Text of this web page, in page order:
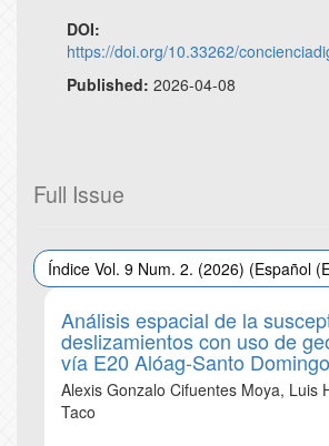
DOI:
https://doi.org/10.33262/
Published: 2026-04-08
Full Issue
Índice Vol. 9 Num. 2. (2026) (Español
Análisis espacial de la
deslizamientos con uso de
vía E20 Alóag-Santo Domingo
Alexis Gonzalo Cifuentes Moya, Luis
Taco